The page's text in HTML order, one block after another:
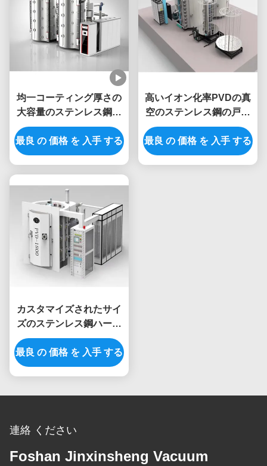
均一コーティング厚さの
大容量のステンレス鋼ス
クリーンの金PVDの真空
のチタニウムの窒化物の
コータ
最良 の 価格 を 入手 する
高いイオン化率PVDの真
空のステンレス鋼の戸枠
の照明ハードウェアのた
めのチタニウムの窒化物
のコータ
最良 の 価格 を 入手 する
カスタマイズされたサイ
ズのステンレス鋼ハード
ウェア戸枠PVDの真空の
物理的な蒸気沈殿機械
最良 の 価格 を 入手 する
連絡 ください
Foshan Jinxinsheng Vacuum